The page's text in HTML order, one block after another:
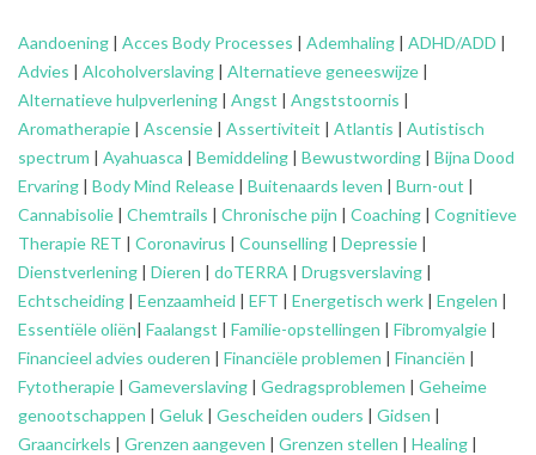
Aandoening | Acces Body Processes | Ademhaling | ADHD/ADD |
Advies | Alcoholverslaving | Alternatieve geneeswijze |
Alternatieve hulpverlening | Angst | Angststoornis |
Aromatherapie | Ascensie | Assertiviteit | Atlantis | Autistisch
spectrum | Ayahuasca | Bemiddeling | Bewustwording | Bijna Dood
Ervaring | Body Mind Release | Buitenaards leven | Burn-out |
Cannabisolie | Chemtrails | Chronische pijn | Coaching | Cognitieve
Therapie RET | Coronavirus | Counselling | Depressie |
Dienstverlening | Dieren | doTERRA | Drugsverslaving |
Echtscheiding | Eenzaamheid | EFT | Energetisch werk | Engelen |
Essentiële oliën| Faalangst | Familie-opstellingen | Fibromyalgie |
Financieel advies ouderen | Financiële problemen | Financiën |
Fytotherapie | Gameverslaving | Gedragsproblemen | Geheime
genootschappen | Geluk | Gescheiden ouders | Gidsen |
Graancirkels | Grenzen aangeven | Grenzen stellen | Healing |